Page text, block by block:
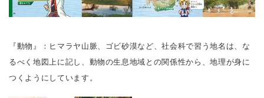
『動物』：ヒマラヤ山脈、ゴビ砂漠など、社会科で習う地名は、な
るべく地図上に記し、動物の生息地域との関係性から、地理が身に
つくようにしています。